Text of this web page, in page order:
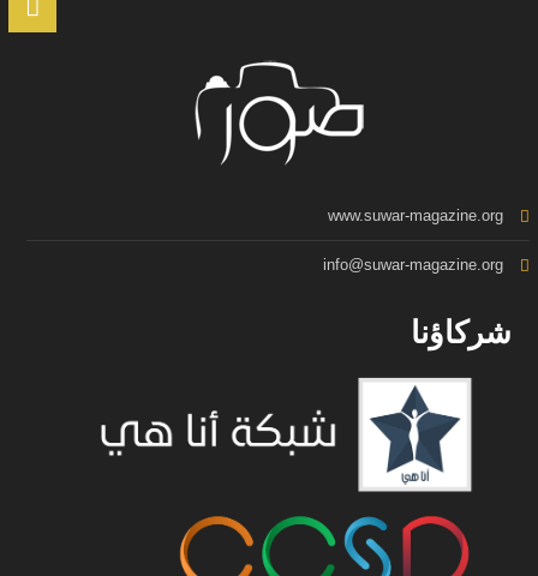
www.suwar-magazine.org
info@suwar-magazine.org
شركاؤنا